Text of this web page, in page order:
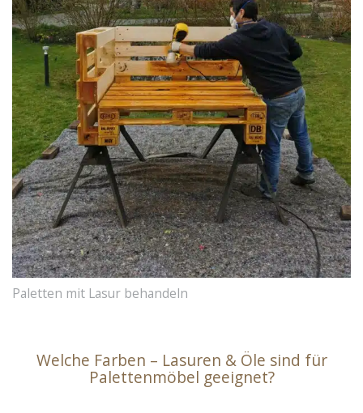
Paletten mit Lasur behandeln
Welche Farben – Lasuren & Öle sind für
Palettenmöbel geeignet?